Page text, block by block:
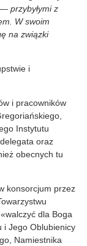
przybyłymi z
W swoim
na związki
i
i pracowników
Instytutu
oraz
obecnych tu
konsorcjum przez
dla Boga
i Jego Oblubienicy
Namiestnika